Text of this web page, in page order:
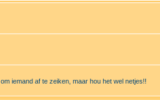
iemand af te zeiken, maar hou het wel netjes!!